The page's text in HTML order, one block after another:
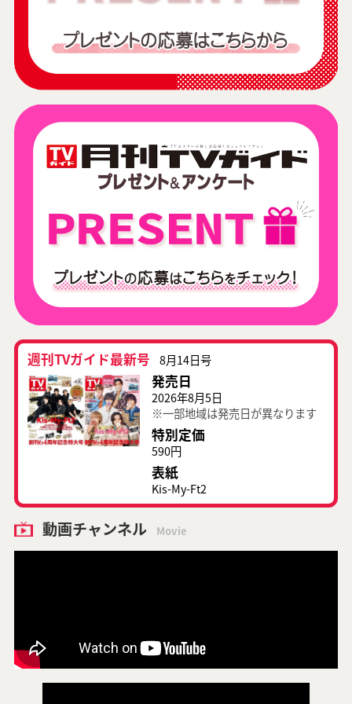
週刊TVガイド最新号 8月14日号
発売日
2026年8月5日
※一部地域は発売日が異なります
特別定価
590円
表紙
Kis-My-Ft2
動画チャンネル Movie